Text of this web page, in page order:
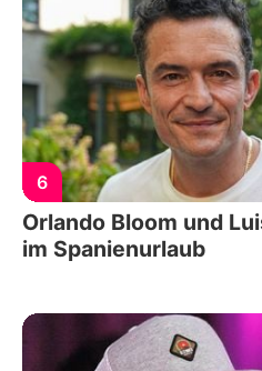
6
Orlando Bloom und
im Spanienurlaub